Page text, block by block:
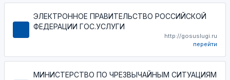
ЭЛЕКТРОННОЕ ПРАВИТЕЛЬСТВО РОССИЙСКОЙ
ФЕДЕРАЦИИ ГОС.УСЛУГИ
http://gosuslugi.ru
перейти
МИНИСТЕРСТВО ПО ЧРЕЗВЫЧАЙНЫМ СИТУАЦИЯМ